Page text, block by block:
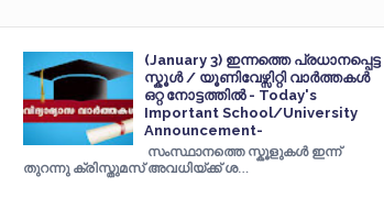
(January 3) ഇന്നത്തെ പ്രധാനപ്പെട്ട
സ്കൂൾ / യൂണിവേഴ്സിറ്റി വാർത്തകൾ
ഒറ്റ നോട്ടത്തിൽ - Today's
Important School/University
Announcement-
സംസ്ഥാനത്തെ സ്കൂളുകൾ ഇന്ന്
തുറന്നു ക്രിസ്തുമസ് അവധിയ്ക്ക് ശ…